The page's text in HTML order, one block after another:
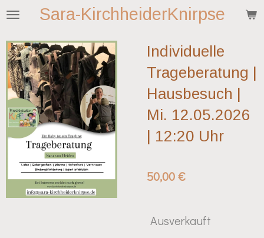
Zum
springen
Sara-KirchheiderKnirpse
Individuelle
Trageberatung |
Hausbesuch |
Mi. 12.05.2026
| 12:20 Uhr
50,00 €
Ausverkauft